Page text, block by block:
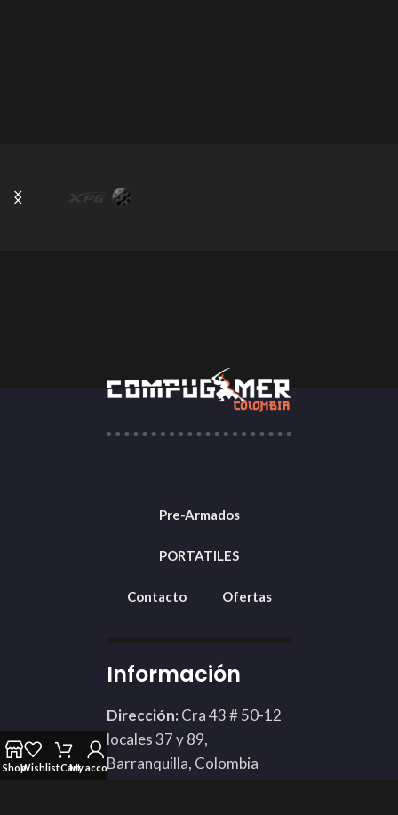
Pre-Armados
PORTATILES
Contacto Ofertas
Información
Dirección: Cra 43 # 50-12
locales 37 y 89,
Barranquilla, Colombia
ShopWishlistCartMy account